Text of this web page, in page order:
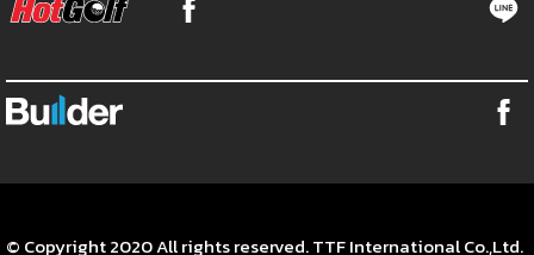
© Copyright 2020 All rights reserved. TTF International Co.,Ltd.